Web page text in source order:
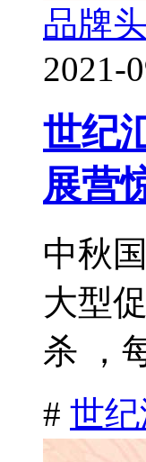
品牌
2021-
世纪
展营
中秋
大型
杀 ，
# 世